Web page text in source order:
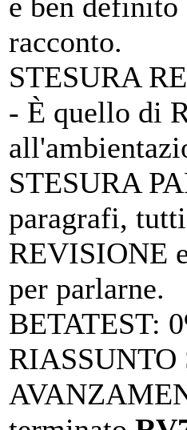
racconto.
STESURA
- È quello di
STESURA
paragrafi,
REVISIONE
per parlarne.
BETATEST: